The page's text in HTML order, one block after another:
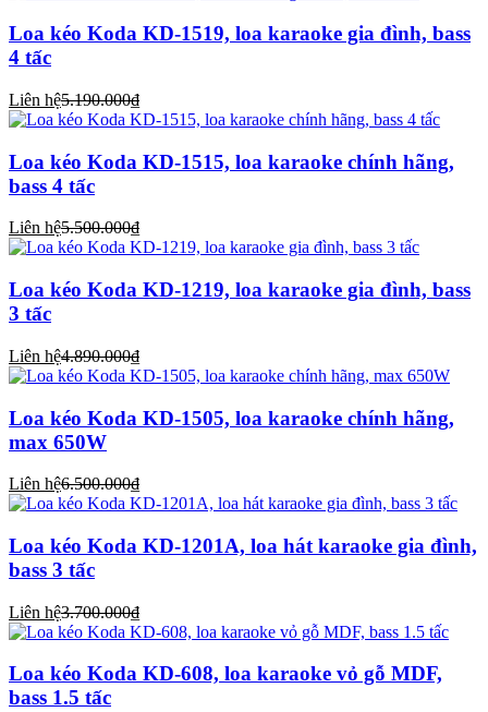
Loa kéo Koda KD-1519, loa karaoke gia đình, bass
4 tấc
Liên hệ5.190.000₫
Loa kéo Koda KD-1515, loa karaoke chính hãng,
bass 4 tấc
Liên hệ5.500.000₫
Loa kéo Koda KD-1219, loa karaoke gia đình, bass
3 tấc
Liên hệ4.890.000₫
Loa kéo Koda KD-1505, loa karaoke chính hãng,
max 650W
Liên hệ6.500.000₫
Loa kéo Koda KD-1201A, loa hát karaoke gia đình,
bass 3 tấc
Liên hệ3.700.000₫
Loa kéo Koda KD-608, loa karaoke vỏ gỗ MDF,
bass 1.5 tấc